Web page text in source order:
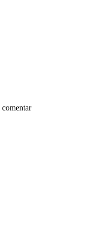
comentar